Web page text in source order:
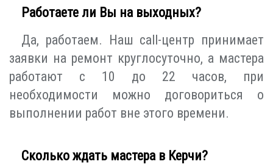
Работаете ли Вы на выходных?
Да, работаем. Наш call-центр принимает
заявки на ремонт круглосуточно, а мастера
работают с 10 до 22 часов, при
необходимости можно договориться о
выполнении работ вне этого времени.
Сколько ждать мастера в Керчи?